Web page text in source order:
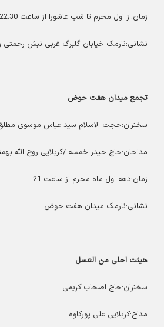
زمان:از اول محرم تا شب عاشورا از ساعت 22:30
نشانی:نارمک خیابان گلبرگ غربی نبش رحمتی
تجمع میدان هفت حوض
سخنران:حجت الاسلام سید عباس موسوی مطلق
مداحان:حاج حیدر خمسه /کربلایی روح الله
زمان:دهه اول ماه محرم از ساعت 21
نشانی:نارمک میدان هفت حوض
هیئت احلی من العسل
سخنران:حاج اصحاب کریمی
مداح:کربلایی علی پورکاوه